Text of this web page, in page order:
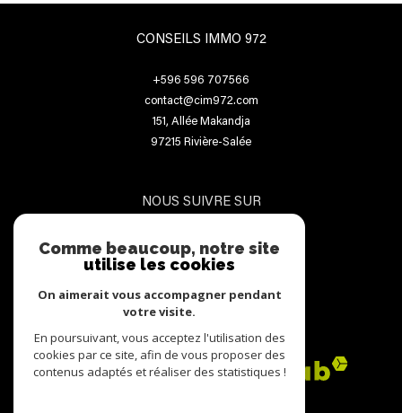
CONSEILS IMMO 972
+596 596 707566
contact@cim972.com
151, Allée Makandja
97215
Rivière-Salée
NOUS SUIVRE SUR
ADHÉRENTS
Comme beaucoup, notre site
utilise les cookies
On aimerait vous accompagner pendant
votre visite.
En poursuivant, vous acceptez l'utilisation des
cookies par ce site, afin de vous proposer des
contenus adaptés et réaliser des statistiques !